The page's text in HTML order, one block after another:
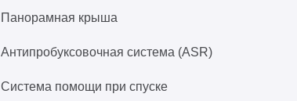
Панорамная крыша
Антипробуксовочная система (ASR)
Система помощи при спуске